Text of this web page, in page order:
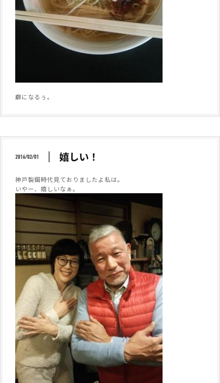
癖になるぅ。
2016/02/01 嬉しい！
神戸製鋼時代見ておりましたよ私は。
いやー、嬉しいなぁ。